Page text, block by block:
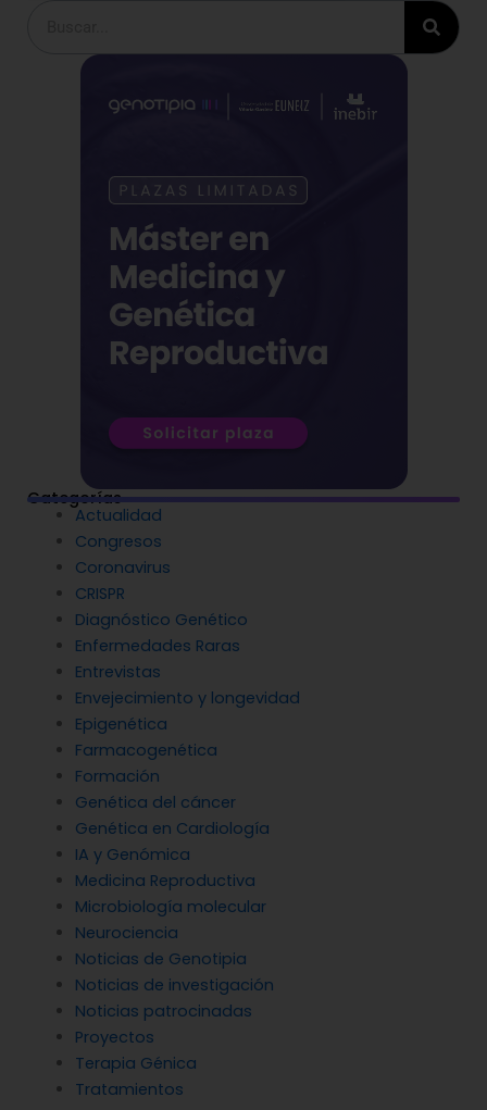
Categorías
Actualidad
Congresos
Coronavirus
CRISPR
Diagnóstico Genético
Enfermedades Raras
Entrevistas
Envejecimiento y longevidad
Epigenética
Farmacogenética
Formación
Genética del cáncer
Genética en Cardiología
IA y Genómica
Medicina Reproductiva
Microbiología molecular
Neurociencia
Noticias de Genotipia
Noticias de investigación
Noticias patrocinadas
Proyectos
Terapia Génica
Tratamientos